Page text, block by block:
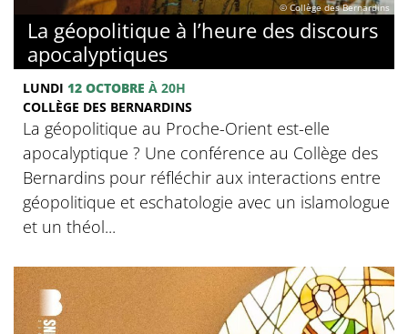
© Collège des Bernardins
La géopolitique à l’heure des discours
apocalyptiques
LUNDI 12 OCTOBRE À 20H
COLLÈGE DES BERNARDINS
La géopolitique au Proche-Orient est-elle
apocalyptique ? Une conférence au Collège des
Bernardins pour réfléchir aux interactions entre
géopolitique et eschatologie avec un islamologue
et un théol...